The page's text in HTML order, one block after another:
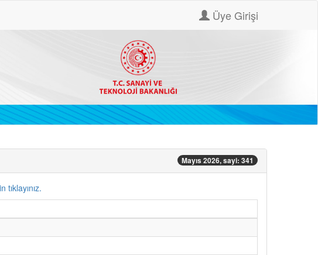
Üye Girişi
Mayıs 2026, sayi: 341
tıklayınız.